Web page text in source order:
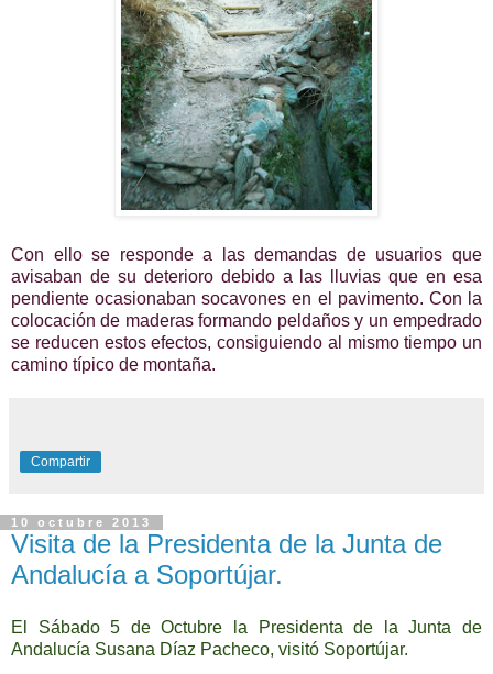
Con ello se responde a las demandas de usuarios que
avisaban de su deterioro debido a las lluvias que en esa
pendiente ocasionaban socavones en el pavimento. Con la
colocación de maderas formando peldaños y un empedrado
se reducen estos efectos, consiguiendo al mismo tiempo un
camino típico de montaña.
Compartir
10 octubre 2013
Visita de la Presidenta de la Junta de
Andalucía a Soportújar.
El Sábado 5 de Octubre la Presidenta de la Junta de
Andalucía Susana Díaz Pacheco, visitó Soportújar.